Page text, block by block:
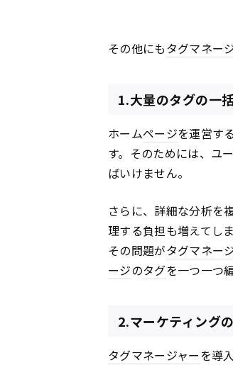
その他にもタグマネー
1.大量のタグの一
ホームページを運営す
す。そのためには、ユ
ばいけません。
さらに、詳細な分析を
理する負担も増えてしま
その問題がタグマネー
ージのタグを一つ一つ
2.マーケティング
タグマネージャーを導